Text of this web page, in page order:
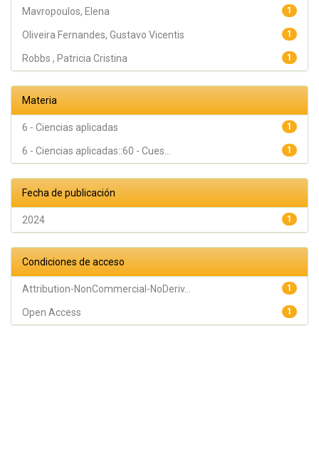
1
Mavropoulos, Elena
1
Oliveira Fernandes, Gustavo Vicentis
1
Robbs , Patricia Cristina
Materia
1
6 - Ciencias aplicadas
1
6 - Ciencias aplicadas::60 - Cues...
Fecha de publicación
1
2024
Condiciones de acceso
1
Attribution-NonCommercial-NoDeriv...
1
Open Access